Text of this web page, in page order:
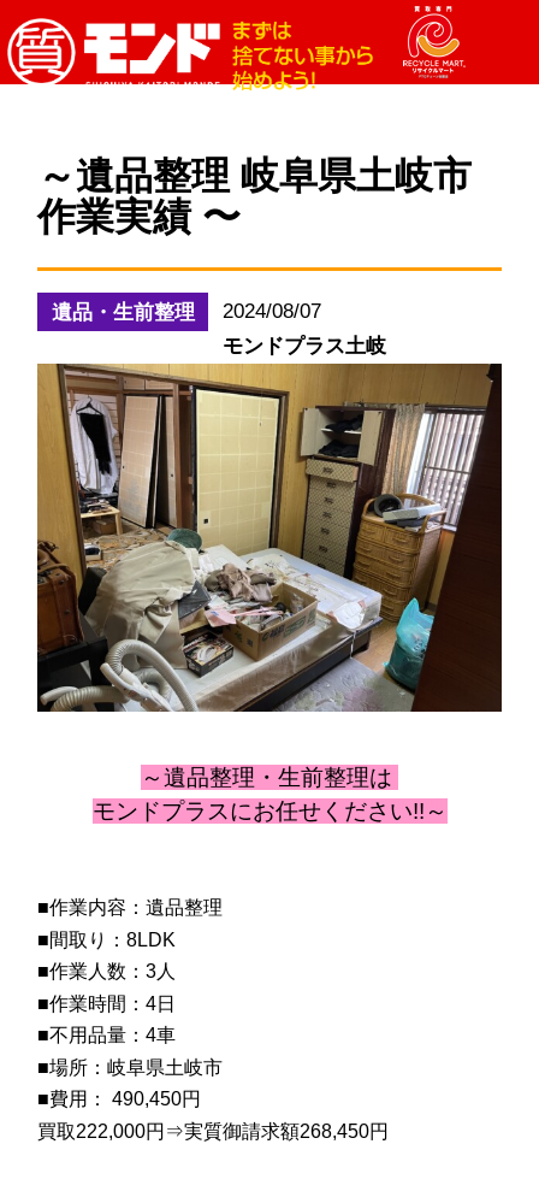
～遺品整理 岐阜県土岐市
作業実績 〜
遺品・生前整理
2024/08/07
モンドプラス土岐
～遺品整理・生前整理は
モンドプラスにお任せください!!～
■作業内容：遺品整理
■間取り：8LDK
■作業人数：3人
■作業時間：4日
■不用品量：4車
■場所：岐阜県土岐市
■費用： 490,450円
買取222,000円⇒実質御請求額268,450円